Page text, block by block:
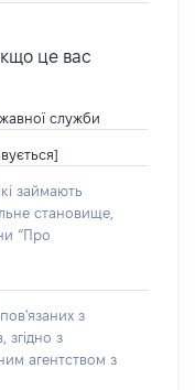
це вас
служби
займають
становище,
“Про
з
згідно з
агентством з